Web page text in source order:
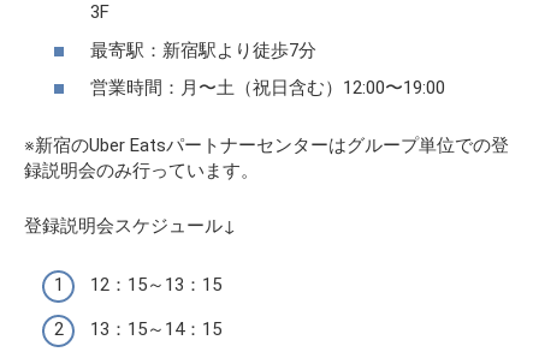
3F
最寄駅：新宿駅より徒歩7分
営業時間：月〜土（祝日含む）12:00〜19:00
※新宿のUber Eatsパートナーセンターはグループ単位での登
録説明会のみ行っています。
登録説明会スケジュール↓
12：15～13：15
13：15～14：15